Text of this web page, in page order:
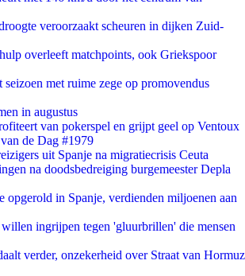
veroorzaakt scheuren in dijken Zuid-
overleeft matchpoints, ook Griekspoor
seizoen met ruime zege op promovendus
in augustus
van pokerspel en grijpt geel op Ventoux
de Dag #1979
uit Spanje na migratiecrisis Ceuta
na doodsbedreiging burgemeester Depla
opgerold in Spanje, verdienden miljoenen aan
ingrijpen tegen 'gluurbrillen' die mensen
verder, onzekerheid over Straat van Hormuz